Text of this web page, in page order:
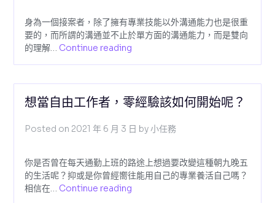
身為一個接案者，除了擁有專業技能以外溝通能力也是很重
要的，而所謂的溝通並不止於單方面的溝通能力，而是雙向
的理解… Continue reading
想當自由工作者，零經驗該如何開始呢？
Posted on 2021 年 6 月 3 日 by 小任務
你是否曾在每天通勤上班的路途上想過要改變這種朝九晚五
的生活呢？抑或是你曾經嚮往能用自己的專業養活自己嗎？
相信在… Continue reading